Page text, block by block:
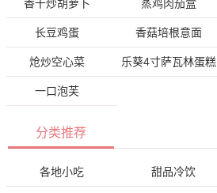
香干炒胡萝卜 蒸鸡肉茄盒
长豆鸡蛋 香菇培根意面
炝炒空心菜 乐葵4寸萨瓦林蛋糕
一口泡芙
分类推荐
各地小吃 甜品冷饮